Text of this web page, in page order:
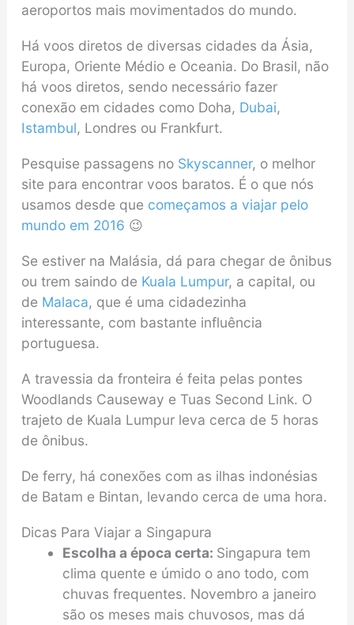
aeroportos mais movimentados do mundo.
Há voos diretos de diversas cidades da Ásia,
Europa, Oriente Médio e Oceania. Do Brasil, não
há voos diretos, sendo necessário fazer
conexão em cidades como Doha, Dubai,
Istambul, Londres ou Frankfurt.
Pesquise passagens no Skyscanner, o melhor
site para encontrar voos baratos. É o que nós
usamos desde que começamos a viajar pelo
mundo em 2016 😉
Se estiver na Malásia, dá para chegar de ônibus
ou trem saindo de Kuala Lumpur, a capital, ou
de Malaca, que é uma cidadezinha
interessante, com bastante influência
portuguesa.
A travessia da fronteira é feita pelas pontes
Woodlands Causeway e Tuas Second Link. O
trajeto de Kuala Lumpur leva cerca de 5 horas
de ônibus.
De ferry, há conexões com as ilhas indonésias
de Batam e Bintan, levando cerca de uma hora.
Dicas Para Viajar a Singapura
Escolha a época certa: Singapura tem
clima quente e úmido o ano todo, com
chuvas frequentes. Novembro a janeiro
são os meses mais chuvosos, mas dá